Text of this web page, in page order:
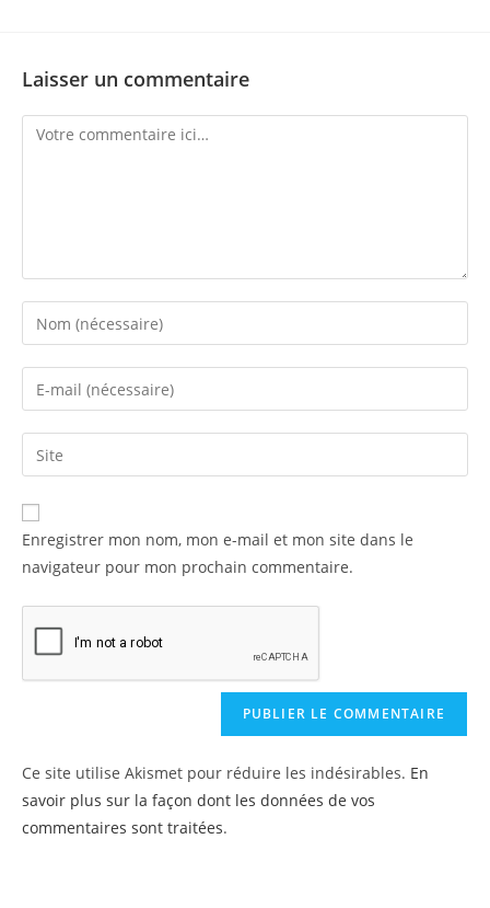
Laisser un commentaire
Enregistrer mon nom, mon e-mail et mon site dans le
navigateur pour mon prochain commentaire.
Ce site utilise Akismet pour réduire les indésirables. En
savoir plus sur la façon dont les données de vos
commentaires sont traitées.